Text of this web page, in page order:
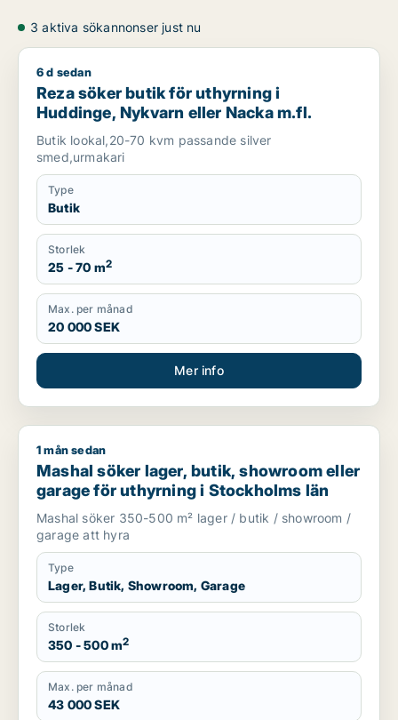
3 aktiva sökannonser just nu
Reza söker butik för uthyrning i Huddinge, Nykvarn eller
6 d sedan
Reza söker butik för uthyrning i
Huddinge, Nykvarn eller Nacka m.fl.
Butik lookal,20-70 kvm passande silver
smed,urmakari
Type
Butik
Storlek
25 - 70 m2
Max. per månad
20 000 SEK
Mer info
Mashal söker lager, butik, showroom eller garage för
1 mån sedan
Mashal söker lager, butik, showroom eller
garage för uthyrning i Stockholms län
Mashal söker 350-500 m² lager / butik / showroom /
garage att hyra
Type
Lager, Butik, Showroom, Garage
Storlek
350 - 500 m2
Max. per månad
43 000 SEK